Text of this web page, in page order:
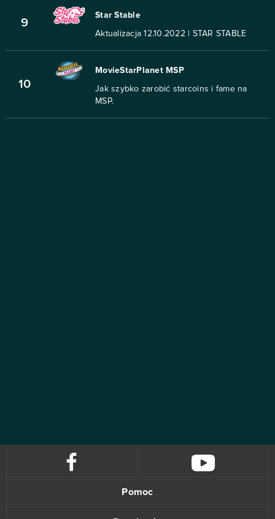
9
Star Stable
Aktualizacja 12.10.2022 | STAR STABLE
10
MovieStarPlanet MSP
Jak szybko zarobić starcoins i fame na
MSP.
Pomoc